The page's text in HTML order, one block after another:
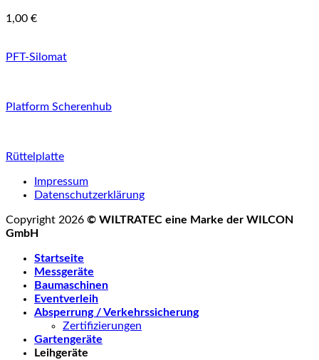
1,00 €
PFT-Silomat
Platform Scherenhub
Rüttelplatte
Impressum
Datenschutzerklärung
Copyright 2026 © WILTRATEC eine Marke der WILCON
GmbH
Startseite
Messgeräte
Baumaschinen
Eventverleih
Absperrung / Verkehrssicherung
Zertifizierungen
Gartengeräte
Leihgeräte